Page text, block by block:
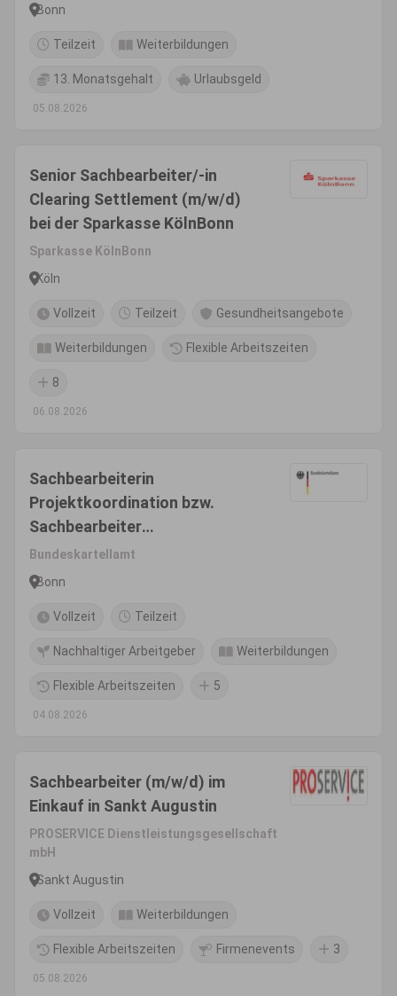
Bonn
Teilzeit Weiterbildungen
13. Monatsgehalt Urlaubsgeld
05.08.2026
Senior Sachbearbeiter/-in
Clearing Settlement (m/w/d)
bei der Sparkasse KölnBonn
Sparkasse KölnBonn
Köln
Vollzeit Teilzeit Gesundheitsangebote
Weiterbildungen Flexible Arbeitszeiten
8
06.08.2026
Sachbearbeiterin
Projektkoordination bzw.
Sachbearbeiter
Projektkoordination (w/m/d)
Bundeskartellamt
Bonn
Vollzeit Teilzeit
Nachhaltiger Arbeitgeber Weiterbildungen
Flexible Arbeitszeiten 5
04.08.2026
Sachbearbeiter (m/w/d) im
Einkauf in Sankt Augustin
PROSERVICE Dienstleistungsgesellschaft
mbH
Sankt Augustin
Vollzeit Weiterbildungen
Flexible Arbeitszeiten Firmenevents 3
05.08.2026